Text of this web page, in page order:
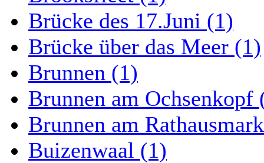
Brücke des 17.Juni (1)
Brücke über das Meer (1)
Brunnen (1)
Brunnen am Ochsenkopf
Brunnen am
Buizenwaal (1)